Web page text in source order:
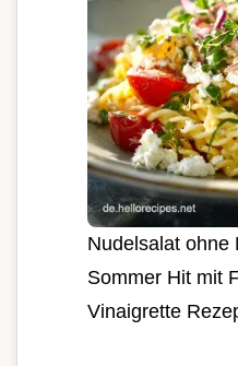
Nudelsalat ohne
Sommer Hit mit
Vinaigrette